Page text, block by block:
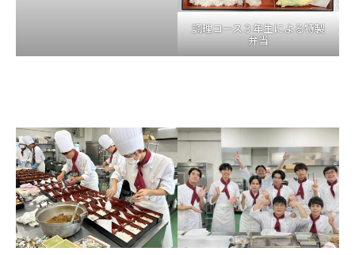
調理コース３年生による特製
弁当